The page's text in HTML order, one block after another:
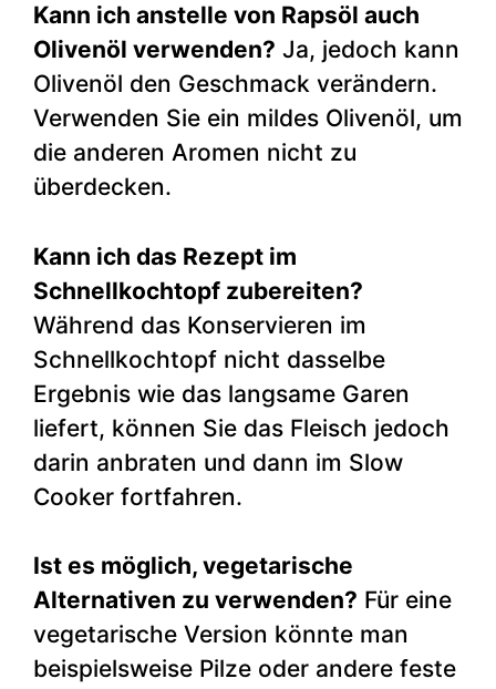
Kann ich anstelle von Rapsöl auch
Olivenöl verwenden? Ja, jedoch kann
Olivenöl den Geschmack verändern.
Verwenden Sie ein mildes Olivenöl, um
die anderen Aromen nicht zu
überdecken.
Kann ich das Rezept im
Schnellkochtopf zubereiten?
Während das Konservieren im
Schnellkochtopf nicht dasselbe
Ergebnis wie das langsame Garen
liefert, können Sie das Fleisch jedoch
darin anbraten und dann im Slow
Cooker fortfahren.
Ist es möglich, vegetarische
Alternativen zu verwenden? Für eine
vegetarische Version könnte man
beispielsweise Pilze oder andere feste